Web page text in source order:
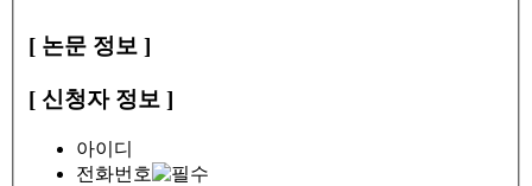
[ 논문 정보 ]
[ 신청자 정보 ]
아이디
전화번호